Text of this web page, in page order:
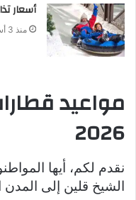
أسعار
منذ 3 أسابيع
مواعيد
2026
نقدم لكم، أيها
الشيخ قلين إلى المدن